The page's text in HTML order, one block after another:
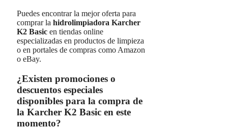
Puedes encontrar la mejor oferta para
comprar la hidrolimpiadora Karcher
K2 Basic en tiendas online
especializadas en productos de limpieza
o en portales de compras como Amazon
o eBay.
¿Existen promociones o
descuentos especiales
disponibles para la compra de
la Karcher K2 Basic en este
momento?